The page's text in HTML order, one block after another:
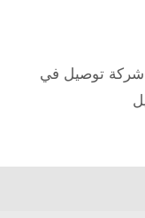
شركة توصيل في